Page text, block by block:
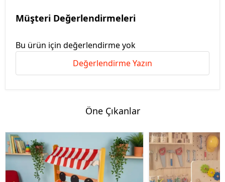
Müşteri Değerlendirmeleri
Bu ürün için değerlendirme yok
Değerlendirme Yazın
Öne Çıkanlar